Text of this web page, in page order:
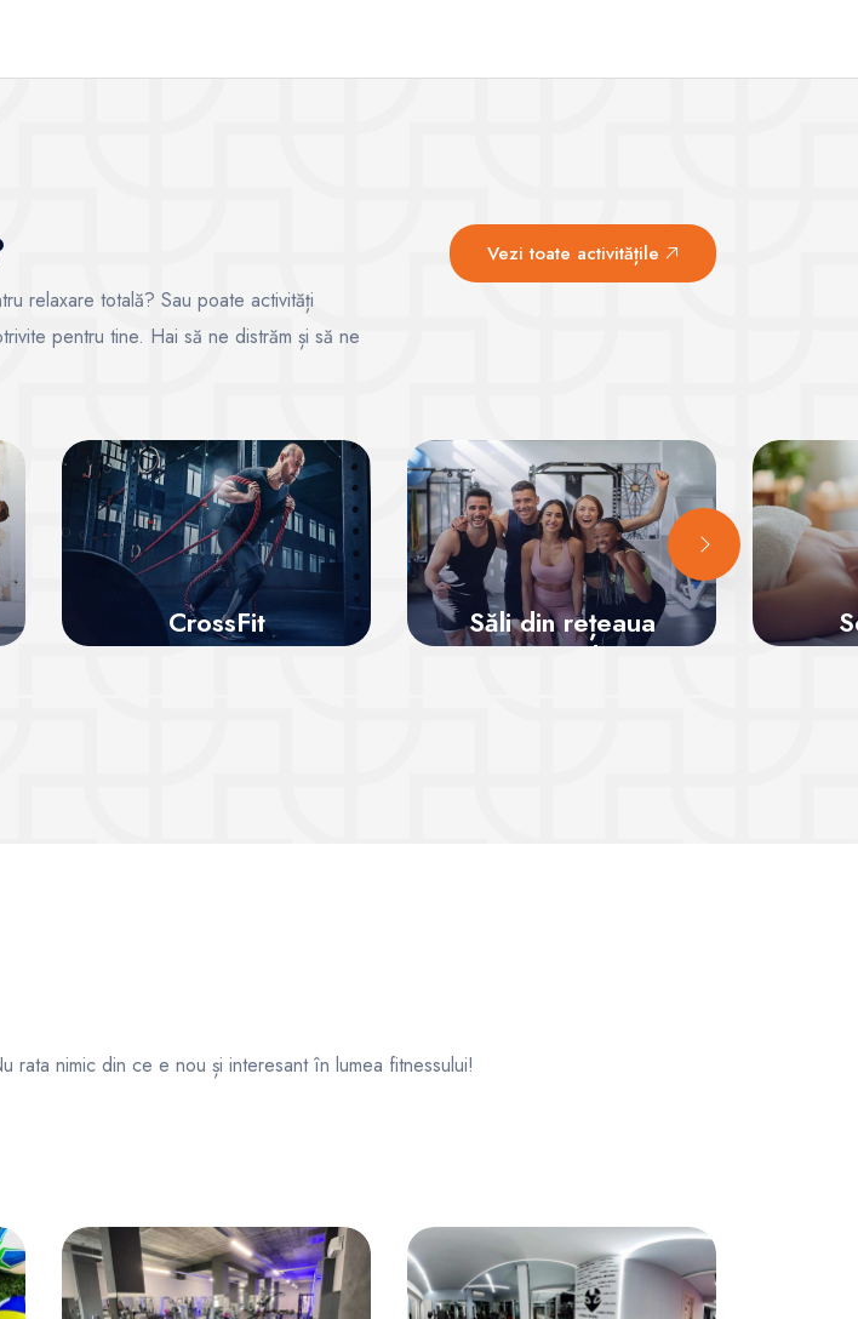
relaxare totală? Sau poate activități
pentru tine. Hai să ne distrăm și să ne
Vezi toate activitățile
CrossFit
Săli din rețeaua
7Card
rata nimic din ce e nou și interesant în lumea fitnessului!